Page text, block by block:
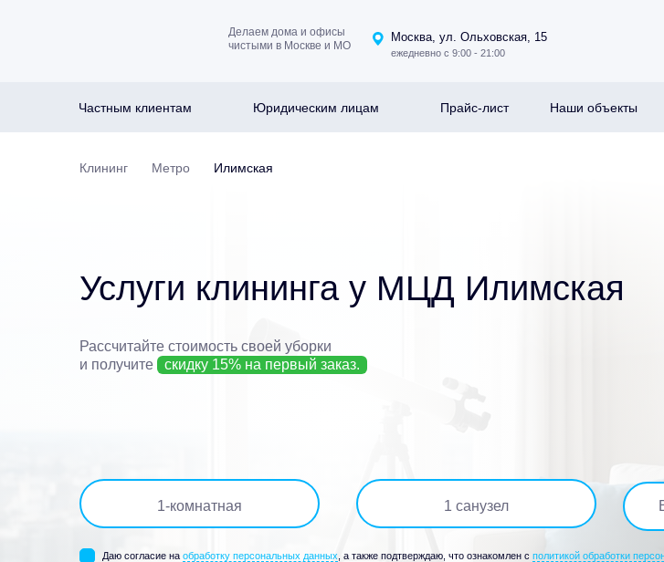
Делаем дома и офисы
чистыми в Москве и МО
Москва, ул. Ольховская, 15
ежедневно с 9:00 - 21:00
Частным клиентам Юридическим лицам Прайс-лист Наши объекты
Клининг Метро Илимская
Услуги клининга у МЦД Илимская
Рассчитайте стоимость своей уборки
и получите
скидку 15% на первый заказ.
1-комнатная 1 санузел
Даю согласие на обработку персональных данных , а также подтверждаю, что ознакомлен с политикой обработки